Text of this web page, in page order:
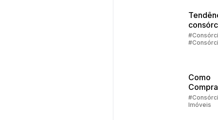
2025
Como
Imóvel
Imóveis